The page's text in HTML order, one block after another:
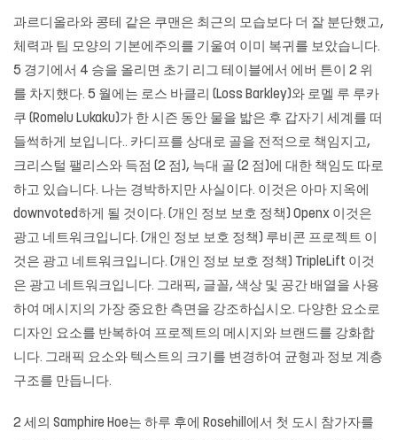
과르디올라와 콩테 같은 쿠맨은 최근의 모습보다 더 잘 분단했고,
체력과 팀 모양의 기본에주의를 기울여 이미 복귀를 보았습니다.
5 경기에서 4 승을 올리면 초기 리그 테이블에서 에버 튼이 2 위
를 차지했다. 5 월에는 로스 바클리 (Loss Barkley)와 로멜 루 루카
쿠 (Romelu Lukaku)가 한 시즌 동안 물을 밟은 후 갑자기 세계를 떠
들썩하게 보입니다.. 카디프를 상대로 골을 전적으로 책임지고,
크리스털 팰리스와 득점 (2 점), 늑대 골 (2 점)에 대한 책임도 따로
하고 있습니다. 나는 경박하지만 사실이다. 이것은 아마 지옥에
downvoted하게 될 것이다. (개인 정보 보호 정책) Openx 이것은
광고 네트워크입니다. (개인 정보 보호 정책) 루비콘 프로젝트 이
것은 광고 네트워크입니다. (개인 정보 보호 정책) TripleLift 이것
은 광고 네트워크입니다. 그래픽, 글꼴, 색상 및 공간 배열을 사용
하여 메시지의 가장 중요한 측면을 강조하십시오. 다양한 요소로
디자인 요소를 반복하여 프로젝트의 메시지와 브랜드를 강화합
니다. 그래픽 요소와 텍스트의 크기를 변경하여 균형과 정보 계층
구조를 만듭니다.
2 세의 Samphire Hoe는 하루 후에 Rosehill에서 첫 도시 참가자를